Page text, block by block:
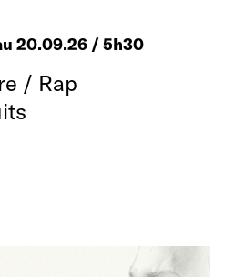
20.09.26 / 5h30
/ Rap